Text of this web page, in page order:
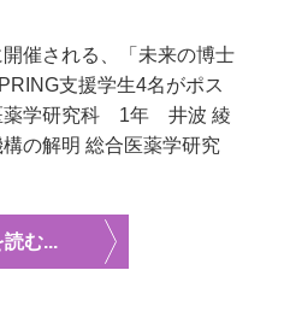
催される、「未来の博士
支援学生4名がポス
薬学研究科 1年 井波 綾
の解明 総合医薬学研究
む...